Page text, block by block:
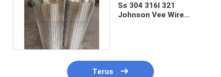
Ss 304 316l 321
Johnson Vee Wire
Terus